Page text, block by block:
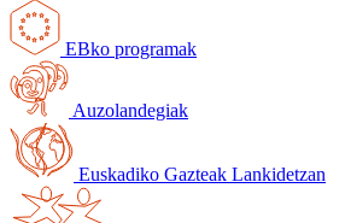
EBko programak
Auzolandegiak
Euskadiko Gazteak Lankidetzan